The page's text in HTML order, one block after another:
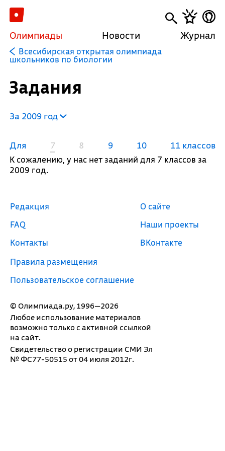
Олимпиады Новости Журнал
Всесибирская открытая олимпиада
школьников по биологии
Задания
За 2009 год
Для 7 8 9 10 11 классов
К сожалению, у нас нет заданий для 7 классов за
2009 год.
© Олимпиада.ру, 1996—2026
Любое использование материалов
возможно только с активной ссылкой
на сайт.
Свидетельство о регистрации СМИ Эл
№ ФС77-50515 от 04 июля 2012г.
Редакция
FAQ
Контакты
Правила размещения
Пользовательское соглашение
О сайте
Наши проекты
ВКонтакте